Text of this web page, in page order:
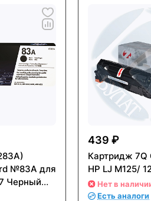
№83A для
Черный
439 ₽
Картридж 7Q
HP LJ M125/
Нет в
Есть аналоги